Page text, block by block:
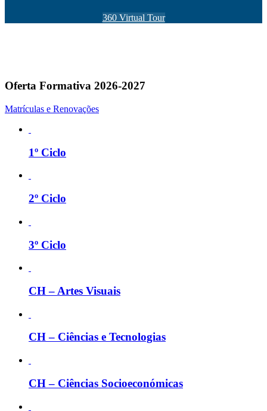
360 Virtual Tour
Oferta Formativa 2026-2027
Matrículas e Renovações
1º Ciclo
2º Ciclo
3º Ciclo
CH – Artes Visuais
CH – Ciências e Tecnologias
CH – Ciências Socioeconómicas